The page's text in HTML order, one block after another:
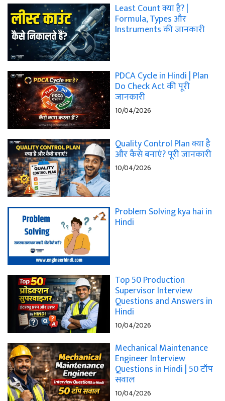
Least Count क्या है? |
Formula, Types और
Instruments की जानकारी
PDCA Cycle in Hindi | Plan
Do Check Act की पूरी
जानकारी
10/04/2026
Quality Control Plan क्या है
और कैसे बनाएं? पूरी जानकारी
10/04/2026
Problem Solving kya hai in
Hindi
Top 50 Production
Supervisor Interview
Questions and Answers in
Hindi
10/04/2026
Mechanical Maintenance
Engineer Interview
Questions in Hindi | 50 टॉप
सवाल
10/04/2026